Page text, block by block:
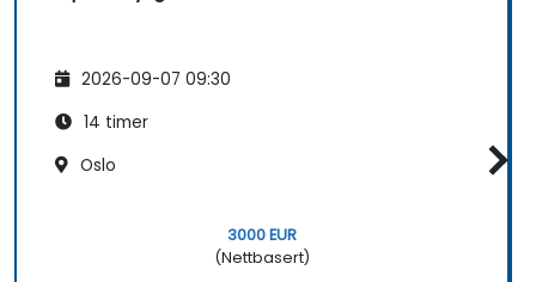
2026-09-07 09:30
14 timer
Oslo
3000 EUR
(Nettbasert)